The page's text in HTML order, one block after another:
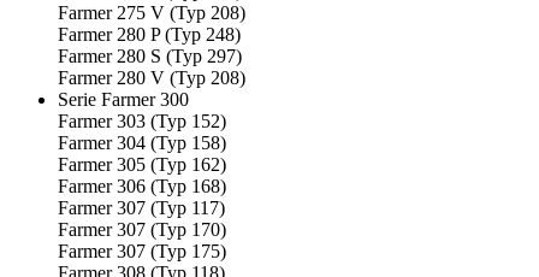
Farmer 275 V (Typ 208)
Farmer 280 P (Typ 248)
Farmer 280 S (Typ 297)
Farmer 280 V (Typ 208)
Serie Farmer 300
Farmer 303 (Typ 152)
Farmer 304 (Typ 158)
Farmer 305 (Typ 162)
Farmer 306 (Typ 168)
Farmer 307 (Typ 117)
Farmer 307 (Typ 170)
Farmer 307 (Typ 175)